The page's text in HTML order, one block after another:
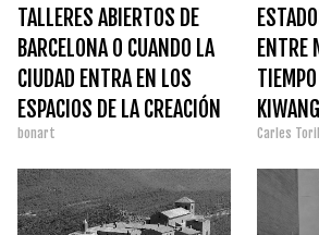
TALLERES ABIERTOS DE
BARCELONA O CUANDO LA
CIUDAD ENTRA EN LOS
ESPACIOS DE LA CREACIÓN
bonart
ENTRE
Carles